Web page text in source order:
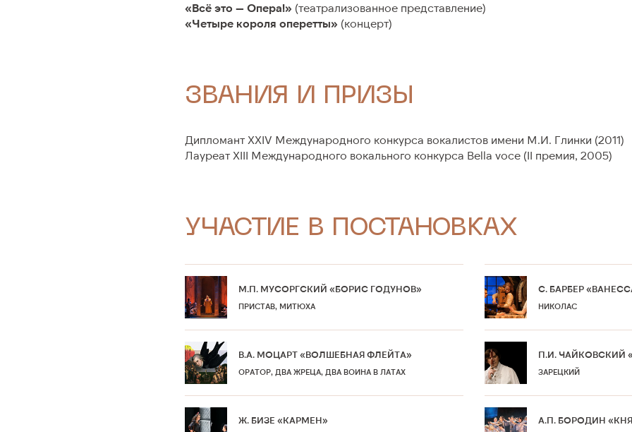
«Всё это — Опера!» (театрализованное представление)
«Четыре короля оперетты» (концерт)
ЗВАНИЯ И ПРИЗЫ
Дипломант XXIV Международного конкурса вокалистов имени М.И. Глинки (2011)
Лауреат XIII Международного вокального конкурса Bella voce (II премия, 2005)
УЧАСТИЕ В ПОСТАНОВКАХ
М.П. МУСОРГСКИЙ «БОРИС ГОДУНОВ»
ПРИСТАВ, МИТЮХА
С. БАРБЕР
НИКОЛАС
В.А. МОЦАРТ «ВОЛШЕБНАЯ ФЛЕЙТА»
ОРАТОР, ДВА ЖРЕЦА, ДВА ВОИНА В ЛАТАХ
П.И. ЧАЙКОВСКИЙ
ЗАРЕЦКИЙ
Ж. БИЗЕ «КАРМЕН» А.П. БОРОДИН